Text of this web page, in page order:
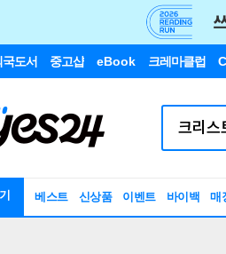
국도서 중고샵 eBook 크레마클럽
베스트 신상품 이벤트 바이백 매